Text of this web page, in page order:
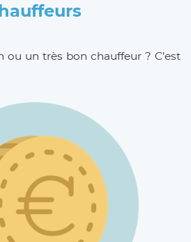
ou un très bon chauffeur ? C’est